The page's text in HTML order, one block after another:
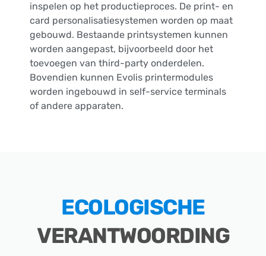
inspelen op het productieproces. De print- en
card personalisatiesystemen worden op maat
gebouwd. Bestaande printsystemen kunnen
worden aangepast, bijvoorbeeld door het
toevoegen van third-party onderdelen.
Bovendien kunnen Evolis printermodules
worden ingebouwd in self-service terminals
of andere apparaten.
ECOLOGISCHE
VERANTWOORDING